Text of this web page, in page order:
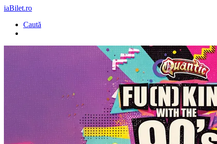
iaBilet.ro
Caută